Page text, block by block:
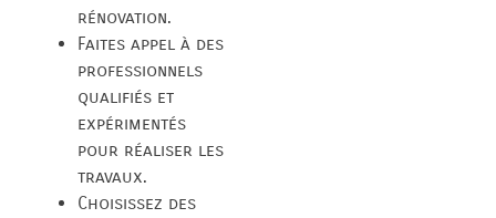
rénovation.
Faites appel à des
professionnels
qualifiés et
expérimentés
pour réaliser les
travaux.
Choisissez des